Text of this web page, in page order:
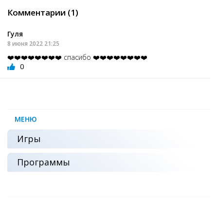
Комментарии (1)
Гуля
8 июня 2022 21:25
❤️❤️❤️❤️❤️❤️❤️❤️ спасибо ❤️❤️❤️❤️❤️❤️❤️❤️
0
МЕНЮ
Игры
Программы